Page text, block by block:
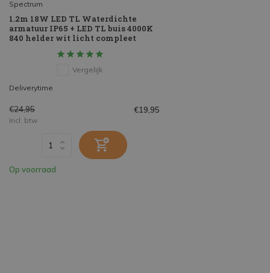
Spectrum
1.2m 18W LED TL Waterdichte
armatuur IP65 + LED TL buis 4000K
840 helder wit licht compleet
Vergelijk
Deliverytime
€24,95 €19,95
Incl. btw
Op voorraad